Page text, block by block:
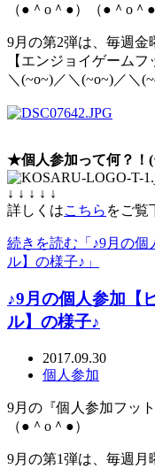
（●＾o＾●）（●＾o＾
9月の第2弾は、毎週金
【エンジョイゲーム
＼(~o~)／＼(~o~)／＼
★個人参加って何？！
↓ ↓ ↓ ↓ ↓
詳しくはこちら をご覧
続きを読む「♪9月の
ル】の様子♪」
♪9月の個人参加【
ル】の様子♪
2017.09.30
個人参加
9月の『個人参加フッ
（●＾o＾●）
9月の第1弾は、毎週